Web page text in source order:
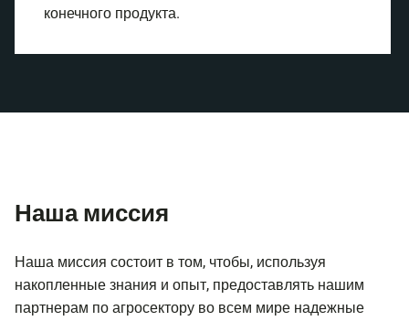
конечного продукта.
Наша миссия
Наша миссия состоит в том, чтобы, используя
накопленные знания и опыт, предоставлять нашим
партнерам по агросектору во всем мире надежные